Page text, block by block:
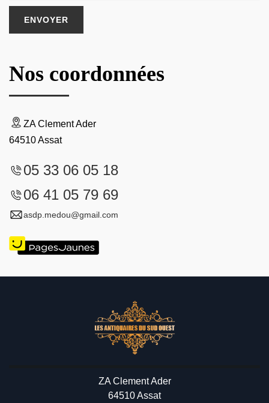
Nos coordonnées
ZA Clement Ader
64510 Assat
05 33 06 05 18
06 41 05 79 69
asdp.medou@gmail.com
ZA Clement Ader
64510 Assat